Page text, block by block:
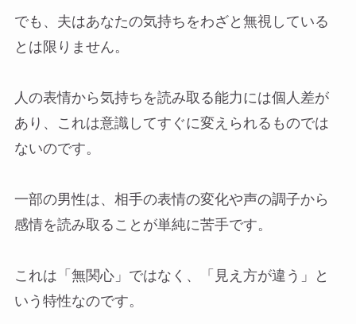
でも、夫はあなたの気持ちをわざと無視している
とは限りません。
人の表情から気持ちを読み取る能力には個人差が
あり、これは意識してすぐに変えられるものでは
ないのです。
一部の男性は、相手の表情の変化や声の調子から
感情を読み取ることが単純に苦手です。
これは「無関心」ではなく、「見え方が違う」と
いう特性なのです。